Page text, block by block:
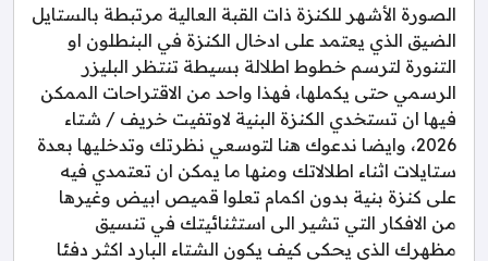
الصورة الأشهر للكنزة ذات القبة العالية مرتبطة بالستايل
الضيق الذي يعتمد على ادخال الكنزة في البنطلون او
التنورة لترسم خطوط اطلالة بسيطة تنتظر البليزر
الرسمي حتى يكملها، فهذا واحد من الاقتراحات الممكن
فيها ان تستخدي الكنزة البنية لاوتفيت خريف / شتاء
2026، وايضا ندعوك هنا لتوسعي نظرتك وتدخليها بعدة
ستايلات اثناء اطلالاتك ومنها ما يمكن ان تعتمدي فيه
على كنزة بنية بدون اكمام تعلوا قميص ابيض وغيرها
من الافكار التي تشير الى استثنائيتك في تنسيق
مظهرك الذي يحكي كيف يكون الشتاء البارد اكثر دفئا